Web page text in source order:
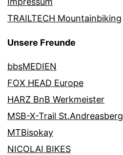
TRAILTECH Mountainbiking
Unsere Freunde
bbsMEDIEN
FOX HEAD Europe
HARZ BnB Werkmeister
MSB-X-Trail St.Andreasberg
MTBisokay
NICOLAI BIKES